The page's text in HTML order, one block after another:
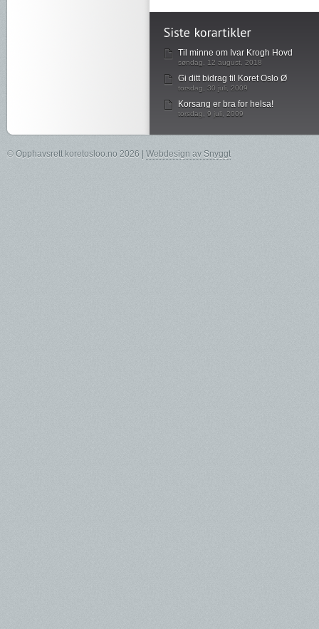
Til minne om Ivar Krogh Hovd
søndag, 12 august, 2018
Gi ditt bidrag til Koret Oslo Ø
torsdag, 30 juli, 2009
Korsang er bra for helsa!
torsdag, 9 juli, 2009
© Opphavsrett koretosloo.no 2026 | Webdesign av Snyggt